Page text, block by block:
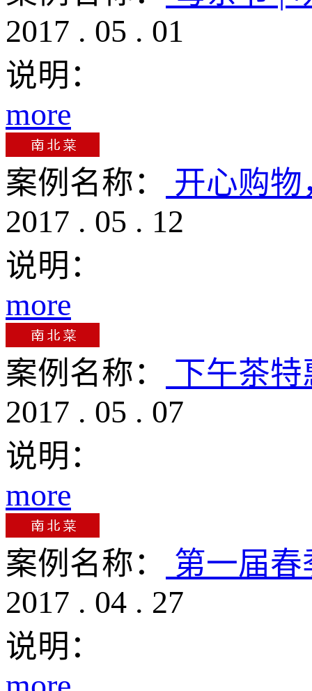
2017 . 05 . 01
说明：
more
案例名称：
开心购
2017 . 05 . 12
说明：
more
案例名称：
下午茶
2017 . 05 . 07
说明：
more
案例名称：
第一届
2017 . 04 . 27
说明：